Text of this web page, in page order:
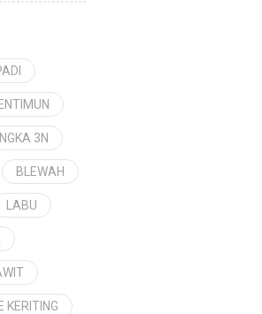
3N
BLEWAH
LABU
KERITING